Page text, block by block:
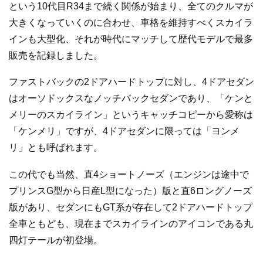
という10代目R34まで続く関係が始まり、全てのクルマが
大きくなっていくのに合わせ、車格を維持すべくスカイラ
インも大型化、それが時代にマッチして歴代モデルで最多
販売を記録しました。
ファストバックの2ドアハードトップに対し、4ドアセダン
はオーソドックスなノッチバックセダンであり、「ケンと
メリーのスカイライン」というキャッチコピーから愛称は
「ケンメリ」ですが、4ドアセダンに限っては「ヨンメ
リ」とも呼ばれます。
この代でも当然、直4ショートノーズ（エンジンは途中で
プリンスG型から日産L型になった）版と直6ロングノーズ
版があり、セダンにもGT系が存在して2ドアハードトップ
全車ともども、現在までスカイラインのアイコンである丸
四灯テールが初登場。